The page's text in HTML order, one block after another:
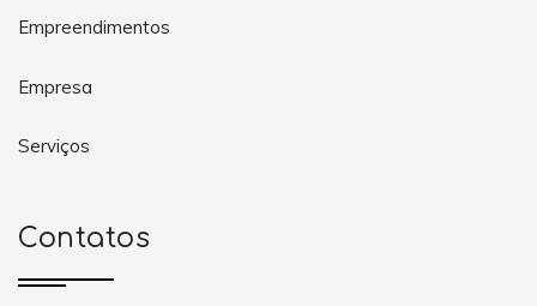
Empreendimentos
Empresa
Serviços
Contatos